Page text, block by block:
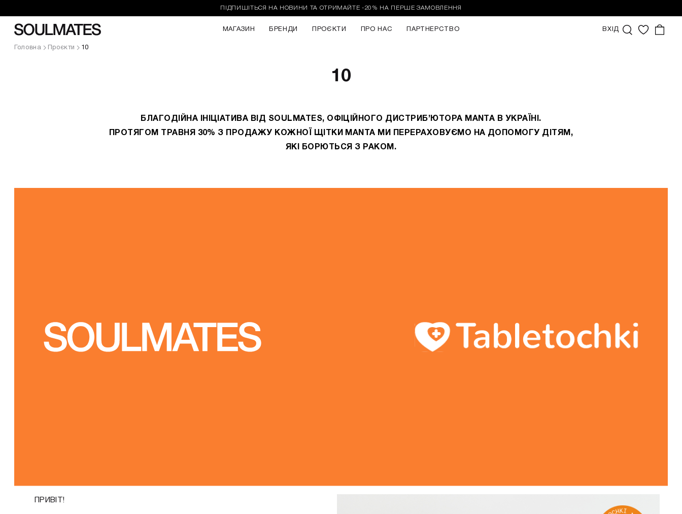
ПІДПИШІТЬСЯ НА НОВИНИ ТА ОТРИМАЙТЕ -20% НА ПЕРШЕ ЗАМОВЛЕННЯ
МАГАЗИН БРЕНДИ ПРОЄКТИ ПРО НАС ПАРТНЕРСТВО ВХІД
Головна Проєкти 10
10
БЛАГОДІЙНА ІНІЦІАТИВА ВІД SOULMATES, ОФІЦІЙНОГО ДИСТРИБ’ЮТОРА MANTA В УКРАЇНІ.
ПРОТЯГОМ ТРАВНЯ 30% З ПРОДАЖУ КОЖНОЇ ЩІТКИ MANTA МИ ПЕРЕРАХОВУЄМО НА ДОПОМОГУ ДІТЯМ,
ЯКІ БОРЮТЬСЯ З РАКОМ.
ПРИВІТ!